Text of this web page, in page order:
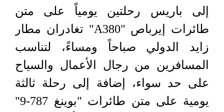
إلى باريس رحلتين يومياً على متن
طائرات إيرباص "A380" تغادران مطار
زايد الدولي صباحاً ومساءً، لتناسب
المسافرين من رجال الأعمال والسياح
على حد سواء، إضافة إلى رحلة ثالثة
يومية على متن طائرات "بوينغ 787-9"